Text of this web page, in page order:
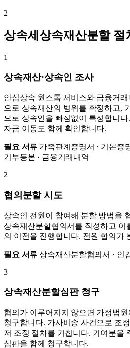
2
상속세상속재산분할 절
1
상속재산·상속인 조사
안심상속 원스톱 서비스와 금융거
으로 상속재산의 범위를 확정하고,
으로 상속인을 빠짐없이 특정합니
자금 이동도 함께 확인합니다.
필요 서류 가족관계증명서 · 기본증
기부등본 · 금융거래내역
2
협의분할 시도
상속인 전원이 참여해 분할 방법을
상속재산분할협의서를 작성하고 이
의 이전을 진행합니다. 전원 합의가
필요 서류 상속재산분할협의서 · 인
3
상속재산분할심판 청구
협의가 이루어지지 않으면 가정법
청구합니다. 가사비송 사건으로 조
저 조정 절차를 거칩니다. 기여분을
심판을 함께 청구합니다.